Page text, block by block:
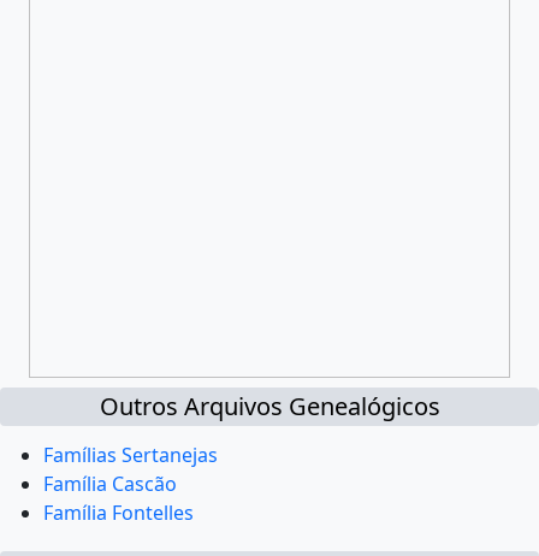
Outros Arquivos Genealógicos
Famílias Sertanejas
Família Cascão
Família Fontelles